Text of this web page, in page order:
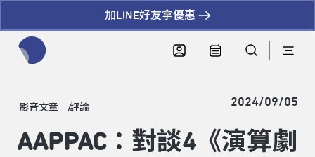
加LINE好友拿優惠
影音文章 評論 2024/09/05
AAPPAC：對談4《演算劇